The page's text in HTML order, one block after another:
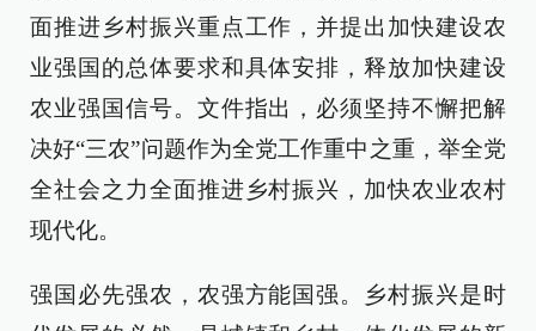
面推进乡村振兴重点工作，并提出加快建设农
业强国的总体要求和具体安排，释放加快建设
农业强国信号。文件指出，必须坚持不懈把解
决好“三农”问题作为全党工作重中之重，举全党
全社会之力全面推进乡村振兴，加快农业农村
现代化。
强国必先强农，农强方能国强。乡村振兴是时